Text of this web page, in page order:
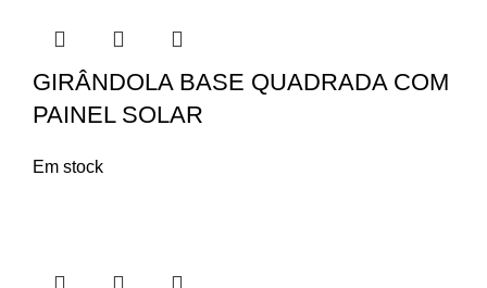
GIRÂNDOLA BASE QUADRADA COM
PAINEL SOLAR
Em stock